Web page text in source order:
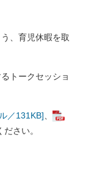
、育児休暇を取
トークセッショ
／131KB]
さい。